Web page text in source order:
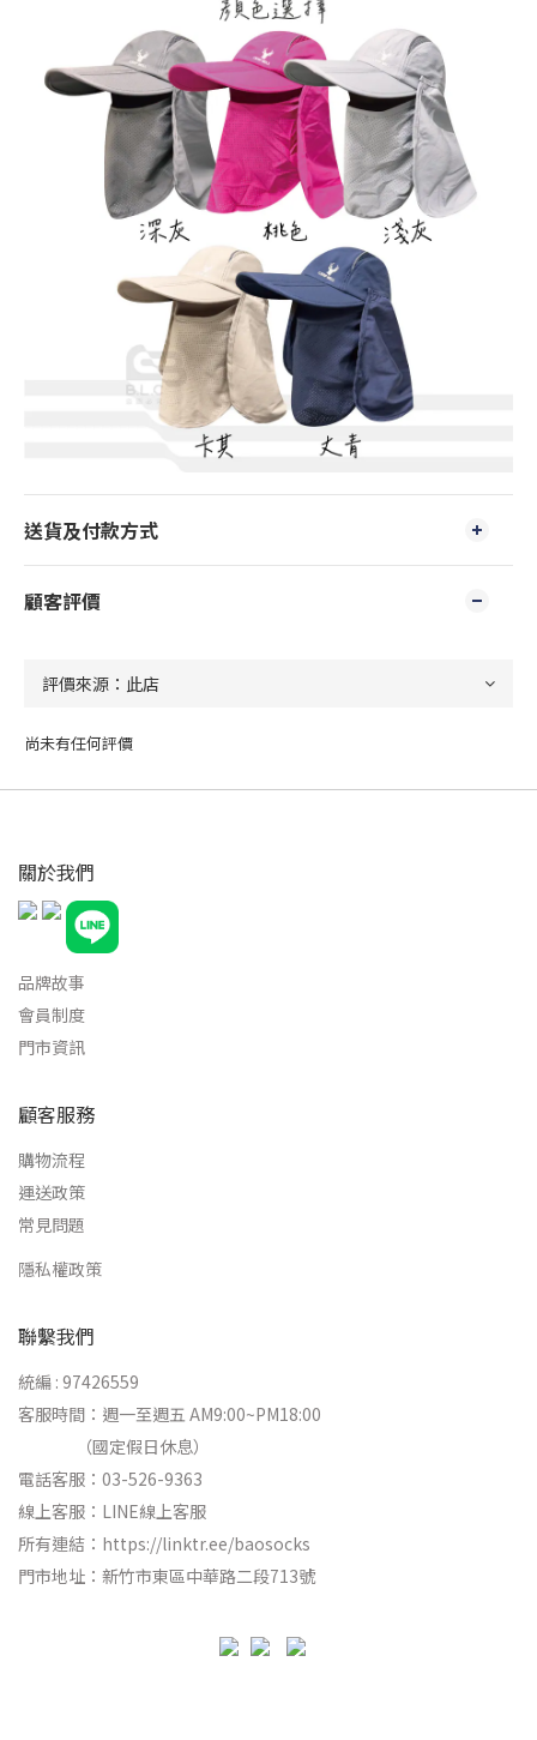
送貨及付款方式
顧客評價
尚未有任何評價
關於我們
品牌故事
會員制度
門市資訊
顧客服務
購物流程
運送政策
常見問題
隱私權政策
聯繫我們
統編 : 97426559
客服時間：週一至週五 AM9:00~PM18:00
（國定假日休息）
電話客服：03-526-9363
線上客服： LINE線上客服
所有連結： https://linktr.ee/baosocks
門市地址：新竹市東區中華路二段713號